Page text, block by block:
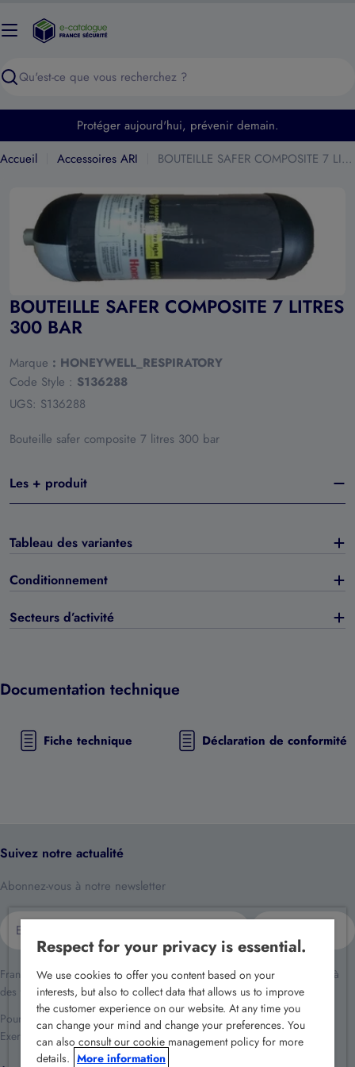
au
Recherche
Protéger aujourd'hui, prévenir demain.
Accueil
Accessoires ARI BOUTEILLE SAFER COMPOSITE 7 LITRES 300 BAR
Ouvrir le média 0 en mode modal
BOUTEILLE SAFER COMPOSITE 7 LITRES
300 BAR
Marque : HONEYWELL_RESPIRATORY
Code Style : S136288
UGS: S136288
Bouteille safer composite 7 litres 300 bar
Les + produit
Tableau des variantes
Conditionnement
Secteurs d’activité
Documentation technique
Fiche technique Déclaration de conformité
Suivez notre actualité
Abonnez-vous à notre newsletter
mail
France Sécurité traite vos données dans le cadre de la relation client et à
des fins de prospection commerciale.
Pour en savoir plus reportez-vous à notre
politique de confidentialité
Exercez vos droits en écrivant àrgpd@france-securite.fr .
Respect for your privacy is essential.
We use cookies to offer you content based on your
interests, but also to collect data that allows us to improve
the customer experience on our website. At any time you
can change your mind and change your preferences. You
can also consult our cookie management policy for more
details. More information